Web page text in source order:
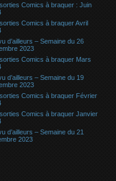
Comics à braquer : Juin
Comics à braquer Avril
d’ailleurs – Semaine du 26
2023
Comics à braquer Mars
d’ailleurs – Semaine du 19
2023
Comics à braquer Février
Comics à braquer Janvier
d’ailleurs – Semaine du 21
2023